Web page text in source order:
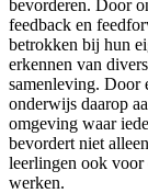
bevorderen. Door
feedback en
betrokken bij hun
erkennen van
samenleving. Door
onderwijs daarop
omgeving waar
bevordert niet
leerlingen ook voor
werken.